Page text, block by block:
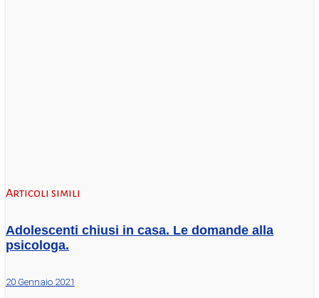
Articoli simili
Adolescenti chiusi in casa. Le domande alla
psicologa.
20 Gennaio 2021